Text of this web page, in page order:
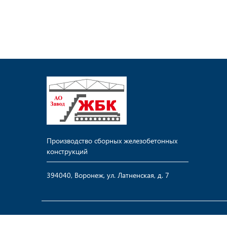
Производство сборных железобетонных
конструкций
394040, Воронеж, ул. Латненская, д. 7